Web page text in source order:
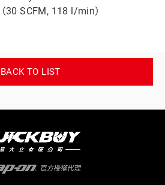
30 SCFM, 118 l/min）
BACK TO LIST